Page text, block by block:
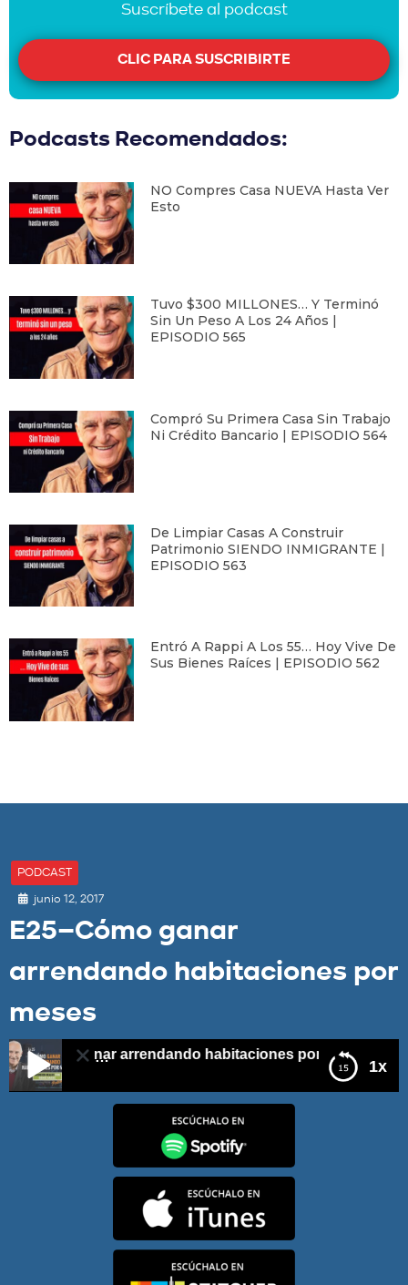
Suscríbete al podcast
CLIC PARA SUSCRIBIRTE
Podcasts Recomendados:
NO Compres Casa NUEVA Hasta Ver
Esto
Tuvo $300 MILLONES… Y Terminó
Sin Un Peso A Los 24 Años |
EPISODIO 565
Compró Su Primera Casa Sin Trabajo
Ni Crédito Bancario | EPISODIO 564
De Limpiar Casas A Construir
Patrimonio SIENDO INMIGRANTE |
EPISODIO 563
Entró A Rappi A Los 55… Hoy Vive De
Sus Bienes Raíces | EPISODIO 562
PODCAST
junio 12, 2017
E25–Cómo ganar
arrendando habitaciones por
meses
1x
ganar arrendando habitaciones por meses
E25–Cómo ganar arrendando habitaciones por meses